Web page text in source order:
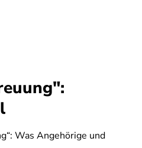
Was Angehörige und